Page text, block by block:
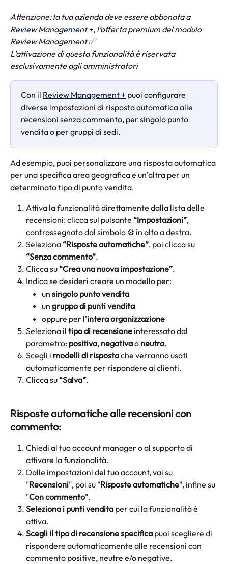
Attenzione: la tua azienda deve essere abbonata a
Review Management +, l’offerta premium del modulo
Review Management ✅
L’attivazione di questa funzionalità è riservata
esclusivamente agli amministratori
Con il Review Management + puoi configurare
diverse impostazioni di risposta automatica alle
recensioni senza commento, per singolo punto
vendita o per gruppi di sedi.
Ad esempio, puoi personalizzare una risposta automatica
per una specifica area geografica e un’altra per un
determinato tipo di punto vendita.
Attiva la funzionalità direttamente dalla lista delle
recensioni: clicca sul pulsante “Impostazioni”,
contrassegnato dal simbolo ⚙️ in alto a destra.
Seleziona “Risposte automatiche”, poi clicca su
“Senza commento”.
Clicca su “Crea una nuova impostazione”.
Indica se desideri creare un modello per:
un singolo punto vendita
un gruppo di punti vendita
oppure per l’intera organizzazione
Seleziona il tipo di recensione interessato dal
parametro: positiva, negativa o neutra.
Scegli i modelli di risposta che verranno usati
automaticamente per rispondere ai clienti.
Clicca su “Salva”.
Risposte automatiche alle recensioni con
commento:
Chiedi al tuo account manager o al supporto di
attivare la funzionalità.
Dalle impostazioni del tuo account, vai su
"Recensioni", poi su "Risposte automatiche", infine su
"Con commento".
Seleziona i punti vendita per cui la funzionalità è
attiva.
Scegli il tipo di recensione specifica puoi scegliere di
rispondere automaticamente alle recensioni con
commento positive, neutre e/o negative.